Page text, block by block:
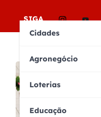
Cidades
Agronegócio
Loterias
Educação
SIGA